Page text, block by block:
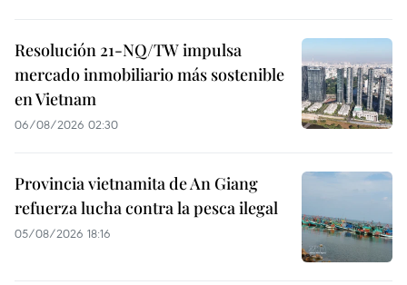
Resolución 21-NQ/TW impulsa
mercado inmobiliario más sostenible
en Vietnam
06/08/2026 02:30
Provincia vietnamita de An Giang
refuerza lucha contra la pesca ilegal
05/08/2026 18:16